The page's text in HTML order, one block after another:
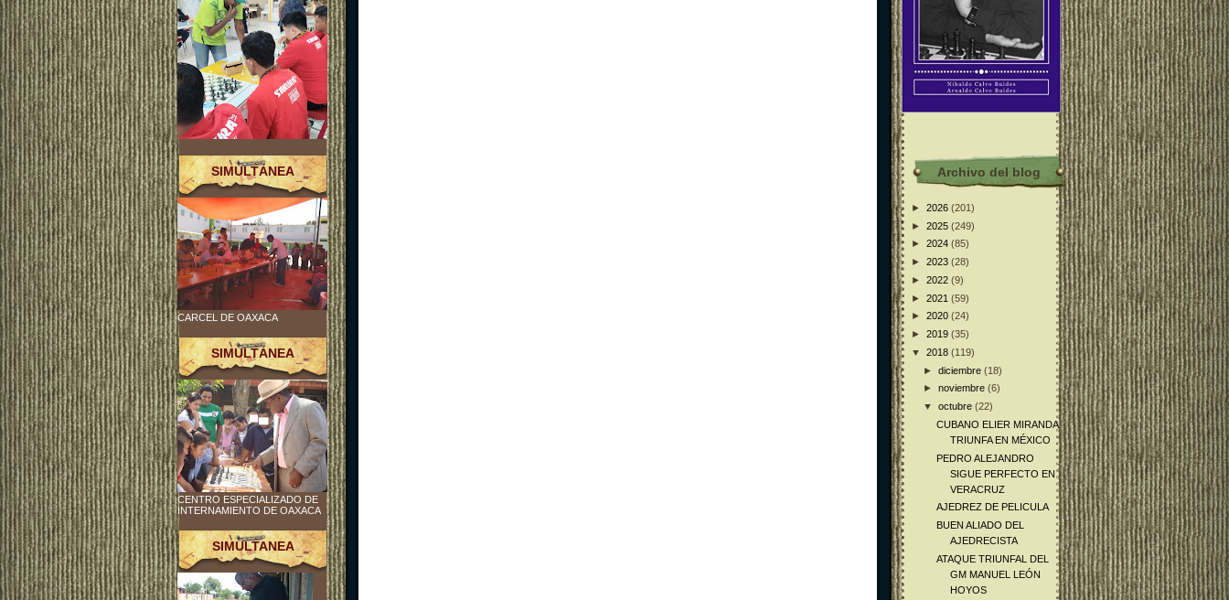
SIMULTÁNEA
CARCEL DE OAXACA
SIMULTÁNEA
CENTRO ESPECIALIZADO DE
INTERNAMIENTO DE OAXACA
SIMULTANEA
Archivo del blog
► 2026 (201)
► 2025 (249)
► 2024 (85)
► 2023 (28)
► 2022 (9)
► 2021 (59)
► 2020 (24)
► 2019 (35)
▼ 2018 (119)
►diciembre(18)
►noviembre(6)
▼octubre(22)
CUBANO ELIER MIRANDA
TRIUNFA EN MÉXICO
PEDRO ALEJANDRO
SIGUE PERFECTO EN
VERACRUZ
AJEDREZ DE PELICULA
BUEN ALIADO DEL
AJEDRECISTA
ATAQUE TRIUNFAL DEL
GM MANUEL LEÓN
HOYOS